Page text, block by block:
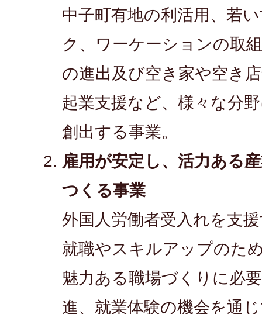
中子町有地の利活用、若
ク、ワーケーションの取
の進出及び空き家や空き
起業支援など、様々な分
創出する事業。
雇用が安定し、活力ある
つくる事業
外国人労働者受入れを支
就職やスキルアップのた
魅力ある職場づくりに必
進、就業体験の機会を通